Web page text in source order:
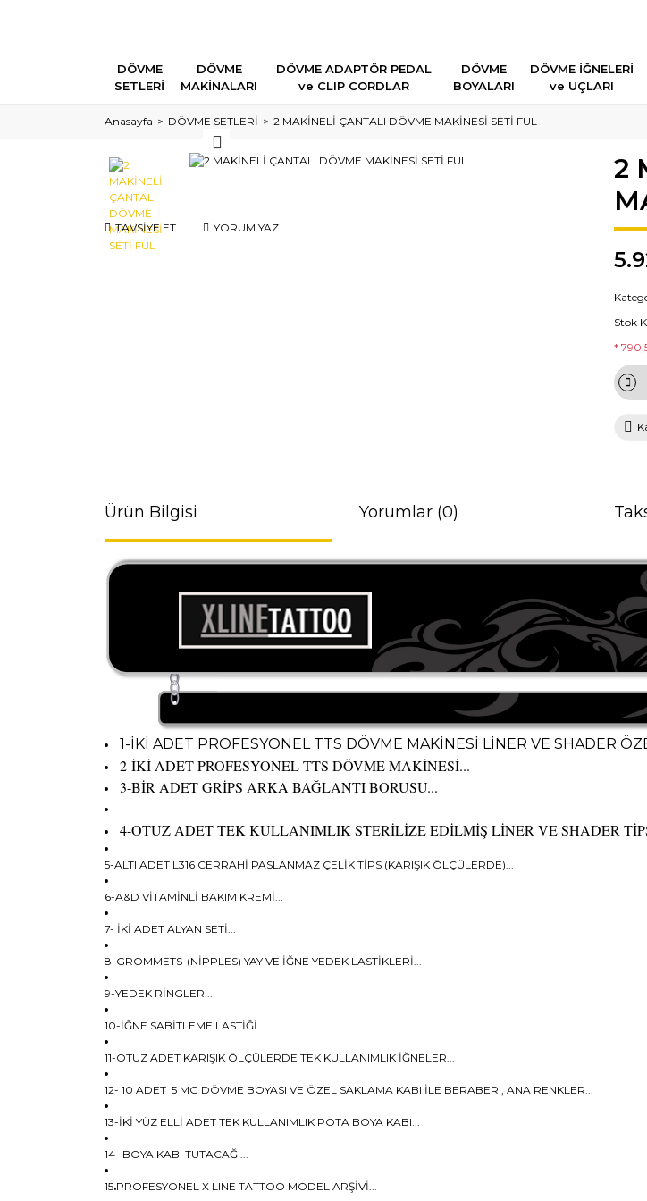
DÖVME
SETLERİ
DÖVME
MAKİNALARI
DÖVME ADAPTÖR PEDAL
ve CLIP CORDLAR
DÖVME
BOYALARI
DÖVME İĞNELERİ
ve UÇLARI
Anasayfa DÖVME SETLERİ 2 MAKİNELİ ÇANTALI DÖVME MAKİNESİ SETİ FUL
TAVSİYE ET YORUM YAZ
2
Stok
*
Ürün Bilgisi Yorumlar (0)
1-İKİ ADET PROFESYONEL TTS DÖVME MAKİNESİ LİNER VE SHADER
2-İKİ ADET PROFESYONEL TTS DÖVME MAKİNESİ...
3-BİR ADET GRİPS ARKA BAĞLANTI BORUSU...
4-OTUZ ADET TEK KULLANIMLIK STERİLİZE EDİLMİŞ LİNER VE SHADER
5-ALTI ADET L316 CERRAHİ PASLANMAZ ÇELİK TİPS (KARIŞIK ÖLÇÜLERDE)...
6-A&D VİTAMİNLİ BAKIM KREMİ...
7- İKİ ADET ALYAN SETİ...
8-GROMMETS-(NİPPLES) YAY VE İĞNE YEDEK LASTİKLERİ...
9-YEDEK RİNGLER...
10-İĞNE SABİTLEME LASTİĞİ...
11-OTUZ ADET KARIŞIK ÖLÇÜLERDE TEK KULLANIMLIK İĞNELER...
12- 10 ADET 5 MG DÖVME BOYASI VE ÖZEL SAKLAMA KABI İLE BERABER , ANA RENKLER...
13-İKİ YÜZ ELLİ ADET TEK KULLANIMLIK POTA BOYA KABI...
14- BOYA KABI TUTACAĞI...
15.PROFESYONEL X LINE TATTOO MODEL ARŞİVİ...